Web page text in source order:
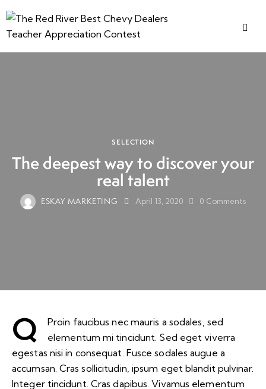
SELECTION
The deepest way to discover your
real talent
ESKAY MARKETING April 13, 2020 0 Comments
Q
Proin faucibus nec mauris a sodales, sed
elementum mi tincidunt. Sed eget viverra
egestas nisi in consequat. Fusce sodales augue a
accumsan. Cras sollicitudin, ipsum eget blandit pulvinar.
Integer tincidunt. Cras dapibus. Vivamus elementum